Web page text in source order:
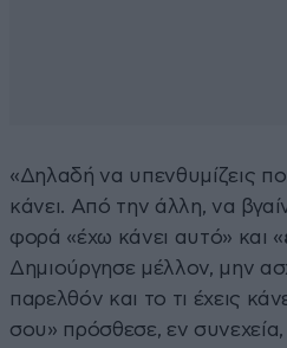
«Δηλαδή να υπενθυμίζεις
κάνει. Από την άλλη, να
φορά «έχω κάνει αυτό» και «
Δημιούργησε μέλλον, μην
παρελθόν και το τι έχεις
σου» πρόσθεσε, εν